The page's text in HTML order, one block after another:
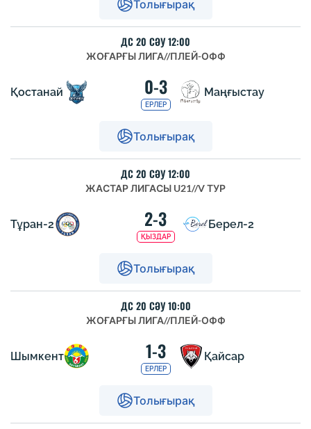
Толығырақ
ДС 20 СӘУ 12:00
ЖОҒАРҒЫ ЛИГА//ПЛЕЙ-ОФФ
Қостанай 0-3
ЕРЛЕР
Маңғыстау
Толығырақ
ДС 20 СӘУ 12:00
ЖАСТАР ЛИГАСЫ U21//V ТУР
Тұран-2 2-3
ҚЫЗДАР
Берел-2
Толығырақ
ДС 20 СӘУ 10:00
ЖОҒАРҒЫ ЛИГА//ПЛЕЙ-ОФФ
Шымкент 1-3
ЕРЛЕР
Қайсар
Толығырақ